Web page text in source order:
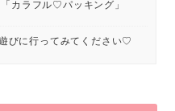
カラフル♡パッキング」
びに行ってみてください♡